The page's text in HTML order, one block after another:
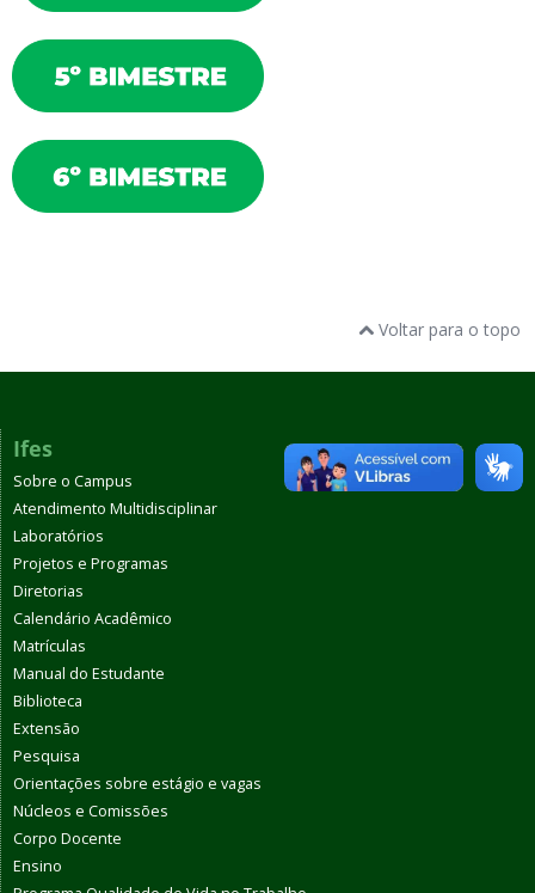
Voltar para o topo
Ifes
Sobre o Campus
Atendimento Multidisciplinar
Laboratórios
Projetos e Programas
Diretorias
Calendário Acadêmico
Matrículas
Manual do Estudante
Biblioteca
Extensão
Pesquisa
Orientações sobre estágio e vagas
Núcleos e Comissões
Corpo Docente
Ensino